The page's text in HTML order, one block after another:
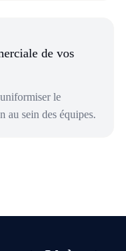
de vos
le
au sein des équipes.